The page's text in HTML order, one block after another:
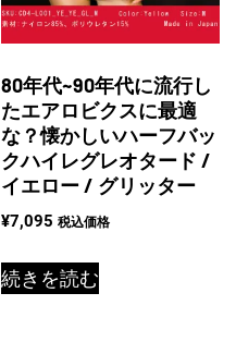
80年代~90年代に流行し
たエアロビクスに最適
な？懐かしいハーフバッ
クハイレグレオタード /
イエロー / グリッター
¥7,095 税込価格
続きを読む